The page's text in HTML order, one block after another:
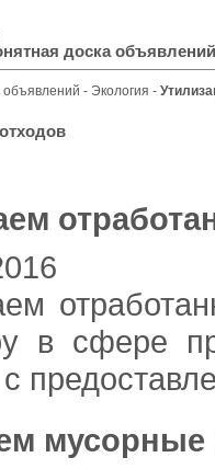
доска объявлений
объявлений - Экология -
в сфере
мусорные